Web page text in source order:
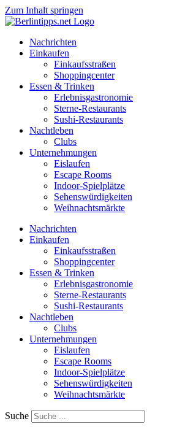
Zum Inhalt springen
Nachrichten
Einkaufen
Einkaufsstraßen
Shoppingcenter
Essen & Trinken
Erlebnisgastronomie
Sterne-Restaurants
Sushi-Restaurants
Nachtleben
Clubs
Unternehmungen
Eislaufen
Escape Rooms
Indoor-Spielplätze
Sehenswürdigkeiten
Weihnachtsmärkte
Nachrichten
Einkaufen
Einkaufsstraßen
Shoppingcenter
Essen & Trinken
Erlebnisgastronomie
Sterne-Restaurants
Sushi-Restaurants
Nachtleben
Clubs
Unternehmungen
Eislaufen
Escape Rooms
Indoor-Spielplätze
Sehenswürdigkeiten
Weihnachtsmärkte
Suche